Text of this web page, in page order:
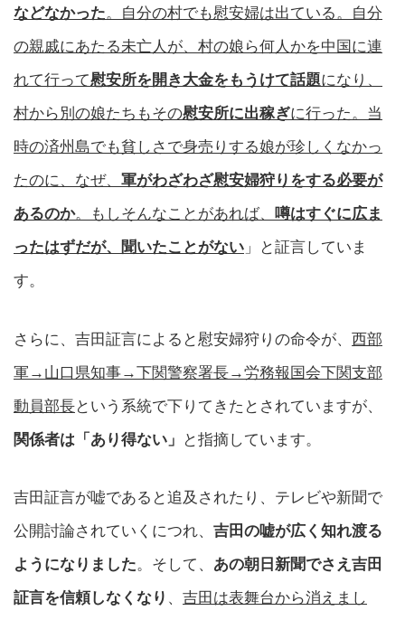
などなかった。自分の村でも慰安婦は出ている。自分
の親戚にあたる未亡人が、村の娘ら何人かを中国に連
れて行って慰安所を開き大金をもうけて話題になり、
村から別の娘たちもその慰安所に出稼ぎに行った。当
時の済州島でも貧しさで身売りする娘が珍しくなかっ
たのに、なぜ、 軍がわざわざ慰安婦狩りをする必要が
あるのか。もしそんなことがあれば、 噂はすぐに広ま
ったはずだが、聞いたことがない 」と証言していま
す。
さらに、吉田証言によると慰安婦狩りの命令が、 西部
軍→山口県知事→下関警察署長→労務報国会下関支部
動員部長という系統で下りてきたとされていますが、
関係者は「あり得ない」 と指摘しています。
吉田証言が嘘であると追及されたり、テレビや新聞で
公開討論されていくにつれ、 吉田の嘘が広く知れ渡る
ようになりました。そして、 あの朝日新聞でさえ吉田
証言を信頼しなくなり 、 吉田は表舞台から消えまし